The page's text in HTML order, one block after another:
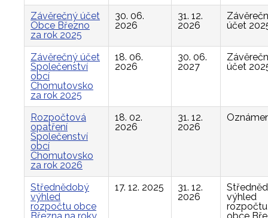
Závěrečný účet
Obce Březno
za rok 2025
30. 06.
2026
31. 12.
2026
účet
Závěrečný účet
Společenství
obcí
Chomutovsko
za rok 2025
18. 06.
2026
30. 06.
2027
účet
Rozpočtová
opatření
Společenství
obcí
Chomutovsko
za rok 2026
18. 02.
2026
31. 12.
2026
Střednědobý
výhled
rozpočtu obce
17. 12. 2025
31. 12.
2026
výhled
rozpočtu